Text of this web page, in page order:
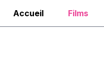
Accueil Films